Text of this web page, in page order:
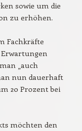
sowie um die
zu erhöhen.
Fachkräfte
„auch
nun dauerhaft
20 Prozent bei
möchten den